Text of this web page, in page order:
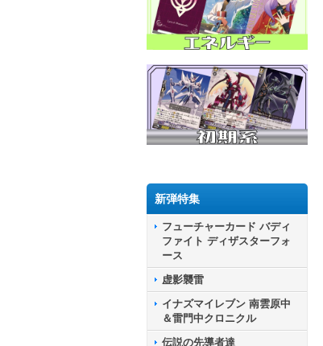
新弾特集
フューチャーカード バディ
ファイト ディザスターフォ
ース
虚影襲雷
イナズマイレブン 南雲原中
＆雷門中クロニクル
伝説の先導者達